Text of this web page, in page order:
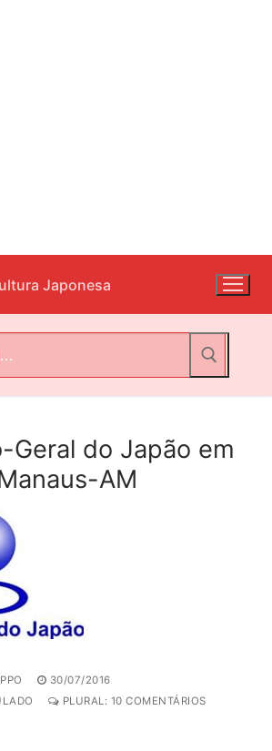
Japonesa
Geral do Japão em
AM
30/07/2016
PLURAL: 10 COMENTÁRIOS